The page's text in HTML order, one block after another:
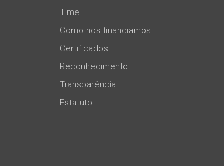
Time
Como nos financiamos
Certificados
Reconhecimento
Transparência
Estatuto